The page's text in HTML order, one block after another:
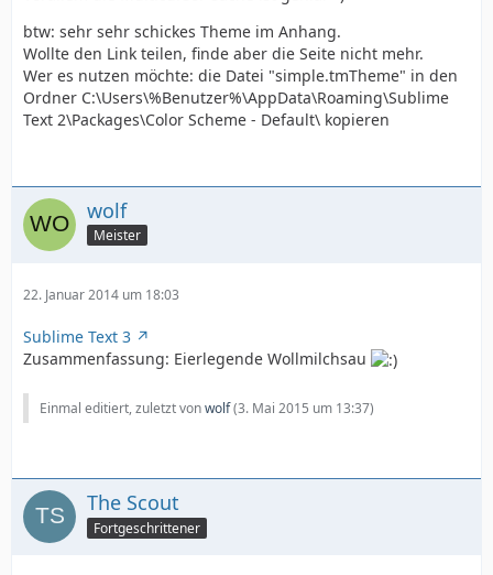
btw: sehr sehr schickes Theme im Anhang.
Wollte den Link teilen, finde aber die Seite nicht mehr.
Wer es nutzen möchte: die Datei "simple.tmTheme" in den
Ordner C:\Users\%Benutzer%\AppData\Roaming\Sublime
Text 2\Packages\Color Scheme - Default\ kopieren
wolf
Meister
22. Januar 2014 um 18:03
Sublime Text 3
Zusammenfassung: Eierlegende Wollmilchsau
Einmal editiert, zuletzt vonwolf(3. Mai 2015 um 13:37)
The Scout
Fortgeschrittener